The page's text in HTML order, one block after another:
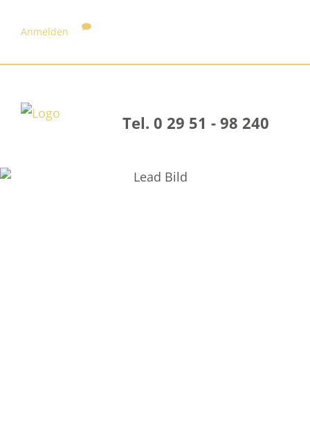
Anmelden
Tel. 0 29 51 - 98 240